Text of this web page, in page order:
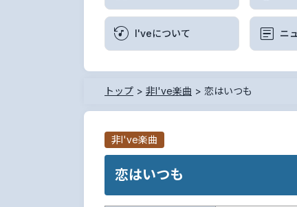
I'veについて ニ
トップ > 非I've楽曲 > 恋はいつも
非I've楽曲
恋はいつも